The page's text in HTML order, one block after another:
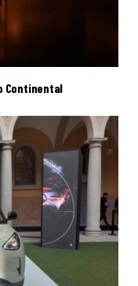
Continental